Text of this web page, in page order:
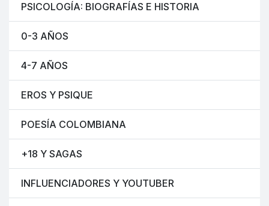
PSICOLOGÍA: BIOGRAFÍAS E HISTORIA
0-3 AÑOS
4-7 AÑOS
EROS Y PSIQUE
POESÍA COLOMBIANA
+18 Y SAGAS
INFLUENCIADORES Y YOUTUBER